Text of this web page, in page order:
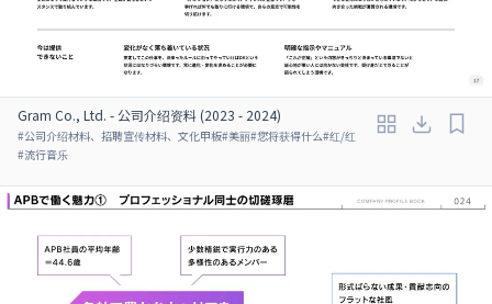
Gram Co., Ltd. - 公司介绍资料 (2023 - 2024)
#公司介绍材料、招聘宣传材料、文化甲板#美丽#您将获得什么#红/红
#流行音乐